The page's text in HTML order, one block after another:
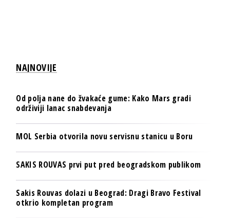
NAJNOVIJE
Od polja nane do žvakaće gume: Kako Mars gradi
održiviji lanac snabdevanja
MOL Serbia otvorila novu servisnu stanicu u Boru
SAKIS ROUVAS prvi put pred beogradskom publikom
Sakis Rouvas dolazi u Beograd: Dragi Bravo Festival
otkrio kompletan program